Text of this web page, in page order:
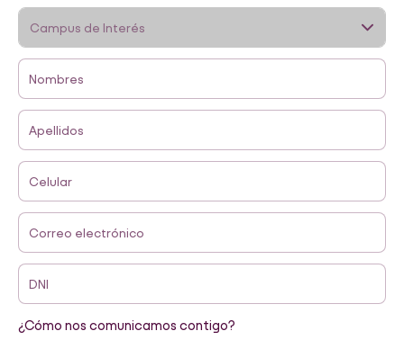
Nombres
Apellidos
Celular
Correo electrónico
DNI
¿Cómo nos comunicamos contigo?